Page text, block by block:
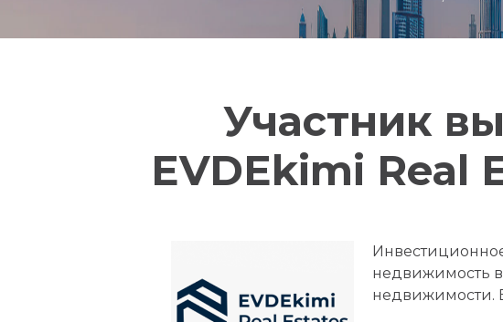
Участник
EVDEkimi Real
недвижимость
недвижимости.